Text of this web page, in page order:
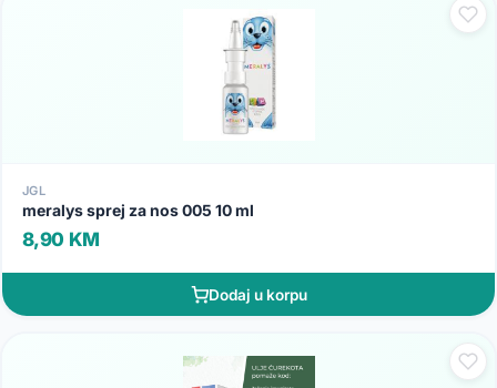
JGL
meralys sprej za nos 005 10 ml
8,90 KM
Dodaj u korpu